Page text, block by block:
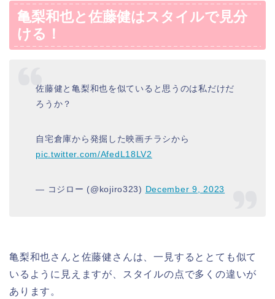
亀梨和也と佐藤健はスタイルで見分
ける！
佐藤健と亀梨和也を似ていると思うのは私だけだ
ろうか？
自宅倉庫から発掘した映画チラシから
pic.twitter.com/AfedL18LV2
— コジロー (@kojiro323) December 9, 2023
亀梨和也さんと佐藤健さんは、一見するととても似て
いるように見えますが、スタイルの点で多くの違いが
あります。